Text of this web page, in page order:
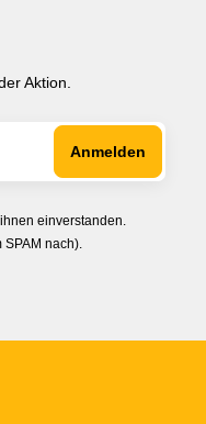
Aktion.
einverstanden.
nach).